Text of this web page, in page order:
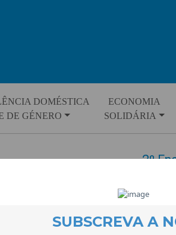
DOMÉSTICA
DE GÉNERO
ECONOMIA
SOLIDÁRIA
2º
21 April